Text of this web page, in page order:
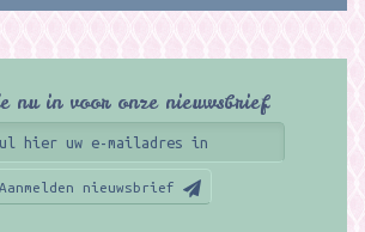
nu in voor onze nieuwsbrief
Aanmelden nieuwsbrief